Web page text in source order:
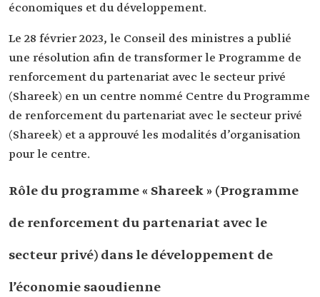
économiques et du développement.
Le 28 février 2023, le Conseil des ministres a publié
une résolution afin de transformer le Programme de
renforcement du partenariat avec le secteur privé
(Shareek) en un centre nommé Centre du Programme
de renforcement du partenariat avec le secteur privé
(Shareek) et a approuvé les modalités d’organisation
pour le centre.
Rôle du programme « Shareek » (Programme
de renforcement du partenariat avec le
secteur privé) dans le développement de
l’économie saoudienne